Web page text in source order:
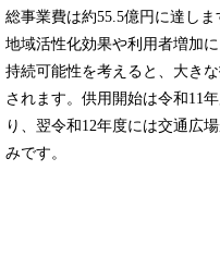
総事業費は約55.5億円に達し
地域活性化効果や利用者増加
持続可能性を考えると、大き
されます。供用開始は令和11
り、翌令和12年度には交通広
みです。